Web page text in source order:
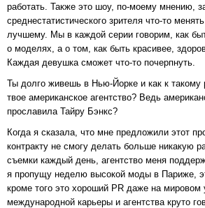
работать. Также это шоу, по-моему мнению,
среднестатистического зрителя что-то
лучшему. Мы в каждой серии говорим, как
о моделях, а о том, как быть красивее,
Каждая девушка сможет что-то почерпнуть.
Ты долго живешь в Нью-Йорке и как к такому
твое американское агентство? Ведь
прославила Тайру Бэнкс?
Когда я сказала, что мне предложили этот
контракту не смогу делать больше никакую
съемки каждый день, агентство меня
я пропущу неделю высокой моды в Париже,
кроме того это хороший PR даже на
международной карьеры и агентства круто